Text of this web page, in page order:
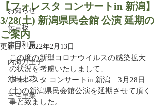
お知らせ
伝言板
吉田和夏
内海万里子
池田史花
三宅里菜
【フォレスタ コンサートin 新潟】
3/28(土) 新潟県民会館 公演 延期の
ご案内
更新日：2022年2月13日
この度の新型コロナウイルスの感染拡大
の状況を考慮いたしまして、
フォレスタ コンサートin 新潟　3月28日
(土)の新潟県民会館公演を延期させて頂く
事と致ました。